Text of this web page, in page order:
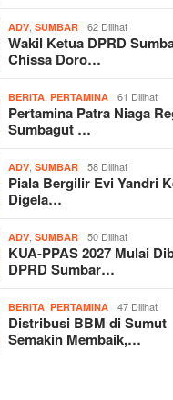
ADV ,SUMBAR 62 Dilihat
Wakil Ketua DPRD
Chissa Doro…
BERITA ,PERTAMINA 61 Dilihat
Pertamina Patra Niaga
Sumbagut …
ADV ,SUMBAR 58 Dilihat
Piala Bergilir Evi Yandri
Digela…
ADV ,SUMBAR 50 Dilihat
KUA-PPAS 2027 Mulai
DPRD Sumbar…
BERITA ,PERTAMINA 47 Dilihat
Distribusi BBM di Sumut
Semakin Membaik,…